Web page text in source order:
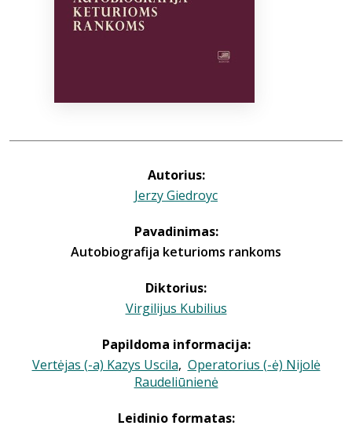
Autorius:
Jerzy Giedroyc
Pavadinimas:
Autobiografija keturioms rankoms
Diktorius:
Virgilijus Kubilius
Papildoma informacija:
Vertėjas (-a) Kazys Uscila, Operatorius (-ė) Nijolė
Raudeliūnienė
Leidinio formatas: